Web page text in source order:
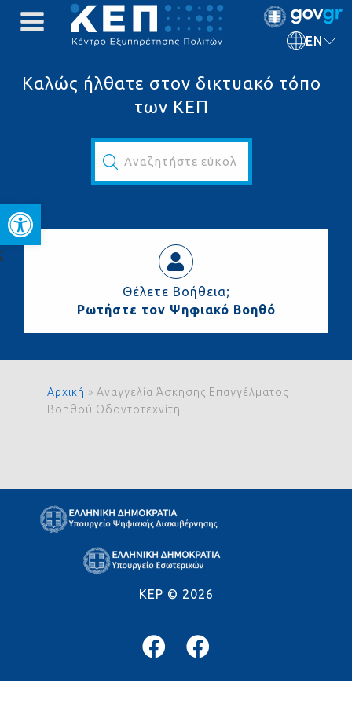
Open toolbar
EN
Καλώς ήλθατε στον δικτυακό τόπο
των ΚΕΠ
Αναζητήστε εύκολα και γρήγορα...
Θέλετε Βοήθεια;
Ρωτήστε τον Ψηφιακό Βοηθό
Αρχική » Αναγγελία Άσκησης Επαγγέλματος
Βοηθού Οδοντοτεχνίτη
KEP © 2026